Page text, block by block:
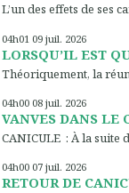
L’un des effets de ses
04h01 09 juil. 2026
LORSQU’IL EST
Théoriquement, la
04h00 08 juil. 2026
VANVES DANS LE
CANICULE : À la suite
04h00 07 juil. 2026
RETOUR DE